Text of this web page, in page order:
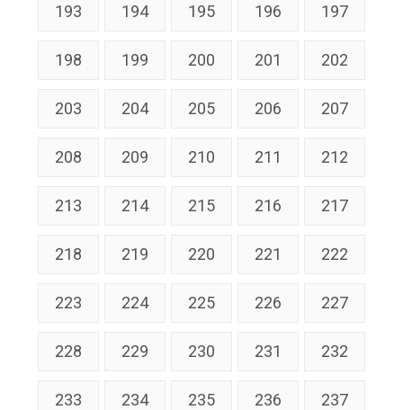
193 194 195 196 197
198 199 200 201 202
203 204 205 206 207
208 209 210 211 212
213 214 215 216 217
218 219 220 221 222
223 224 225 226 227
228 229 230 231 232
233 234 235 236 237